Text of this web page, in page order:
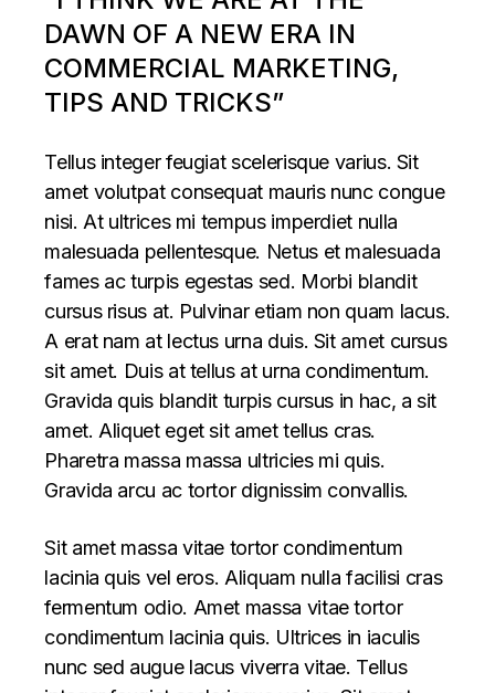
DAWN OF A NEW ERA IN
COMMERCIAL MARKETING,
TIPS AND TRICKS”
Tellus integer feugiat scelerisque varius. Sit
amet volutpat consequat mauris nunc congue
nisi. At ultrices mi tempus imperdiet nulla
malesuada pellentesque. Netus et malesuada
fames ac turpis egestas sed. Morbi blandit
cursus risus at. Pulvinar etiam non quam lacus.
A erat nam at lectus urna duis. Sit amet cursus
sit amet. Duis at tellus at urna condimentum.
Gravida quis blandit turpis cursus in hac, a sit
amet. Aliquet eget sit amet tellus cras.
Pharetra massa massa ultricies mi quis.
Gravida arcu ac tortor dignissim convallis.
Sit amet massa vitae tortor condimentum
lacinia quis vel eros. Aliquam nulla facilisi cras
fermentum odio. Amet massa vitae tortor
condimentum lacinia quis. Ultrices in iaculis
nunc sed augue lacus viverra vitae. Tellus